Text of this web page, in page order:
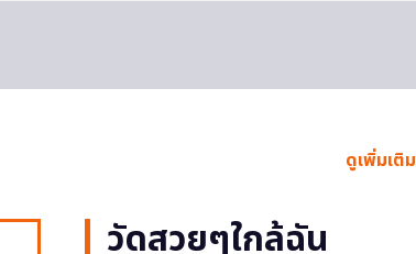
ดูเพิ่มเติม
วัดสวยๆใกล้ฉัน